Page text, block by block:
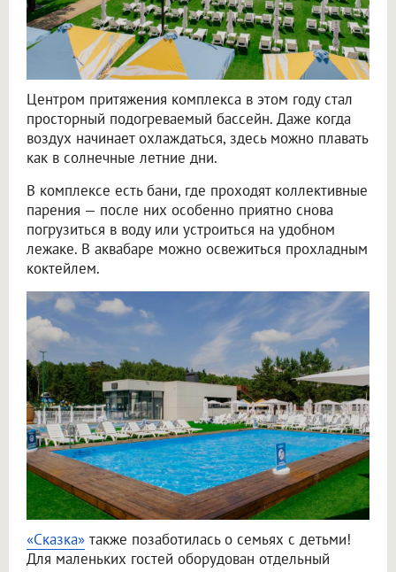
Центром притяжения комплекса в этом году стал
просторный подогреваемый бассейн. Даже когда
воздух начинает охлаждаться, здесь можно плавать
как в солнечные летние дни.
В комплексе есть бани, где проходят коллективные
парения — после них особенно приятно снова
погрузиться в воду или устроиться на удобном
лежаке. В аквабаре можно освежиться прохладным
коктейлем.
«Сказка» также позаботилась о семьях с детьми!
Для маленьких гостей оборудован отдельный